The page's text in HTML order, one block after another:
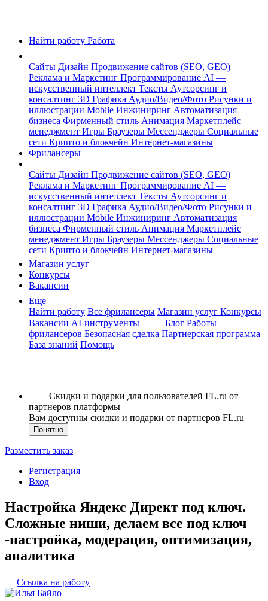
Найти работу Работа
Сайты Дизайн Продвижение сайтов (SEO, GEO)
Реклама и Маркетинг Программирование AI —
искусственный интеллект Тексты Аутсорсинг и
консалтинг 3D Графика Аудио/Видео/Фото Рисунки и
иллюстрации Mobile Инжиниринг Автоматизация
бизнеса Фирменный стиль Анимация Маркетплейс
менеджмент Игры Браузеры Мессенджеры Социальные
сети Крипто и блокчейн Интернет-магазины
Фрилансеры
Сайты Дизайн Продвижение сайтов (SEO, GEO)
Реклама и Маркетинг Программирование AI —
искусственный интеллект Тексты Аутсорсинг и
консалтинг 3D Графика Аудио/Видео/Фото Рисунки и
иллюстрации Mobile Инжиниринг Автоматизация
бизнеса Фирменный стиль Анимация Маркетплейс
менеджмент Игры Браузеры Мессенджеры Социальные
сети Крипто и блокчейн Интернет-магазины
Магазин услуг
Конкурсы
Вакансии
Еще
Найти работу Все фрилансеры Магазин услуг Конкурсы
Вакансии AI-инструменты Блог Работы
фрилансеров Безопасная сделка Партнерская программа
База знаний Помощь
Скидки и подарки для пользователей FL.ru от
партнеров платформы
Вам доступны скидки и подарки от партнеров FL.ru
Понятно
Разместить заказ
Регистрация
Вход
Настройка Яндекс Директ под ключ.
Сложные ниши, делаем все под ключ
-настройка, модерация, оптимизация,
аналитика
Ссылка на работу